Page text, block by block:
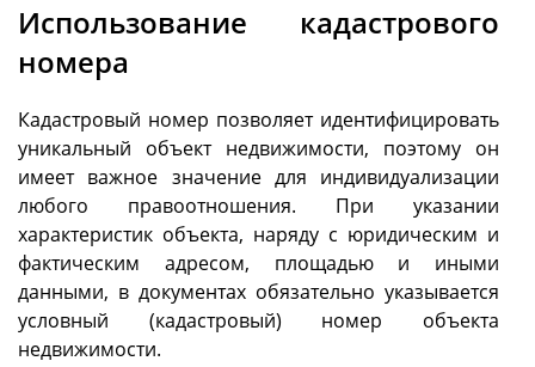
Использование кадастрового
номера
Кадастровый номер позволяет идентифицировать
уникальный объект недвижимости, поэтому он
имеет важное значение для индивидуализации
любого правоотношения. При указании
характеристик объекта, наряду с юридическим и
фактическим адресом, площадью и иными
данными, в документах обязательно указывается
условный (кадастровый) номер объекта
недвижимости.